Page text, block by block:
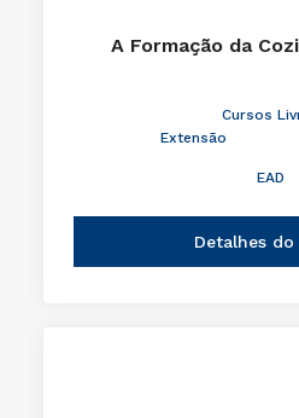
A Formação da
Cursos
Extensão
EAD
Detalhes